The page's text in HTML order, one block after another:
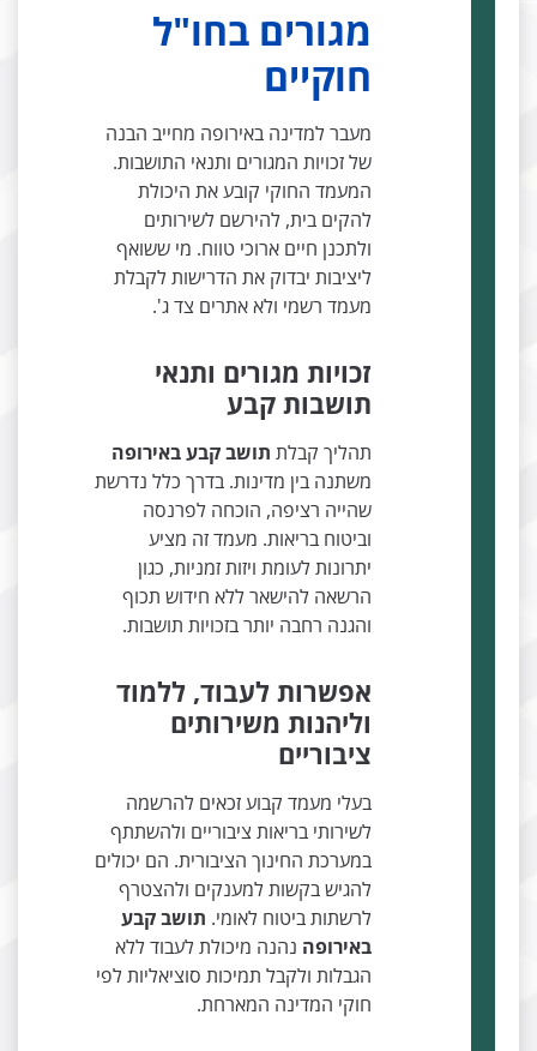
מגורים בחו"ל
חוקיים
מעבר למדינה באירופה מחייב הבנה
של זכויות המגורים ותנאי התושבות.
המעמד החוקי קובע את היכולת
להקים בית, להירשם לשירותים
ולתכנן חיים ארוכי טווח. מי ששואף
ליציבות יבדוק את הדרישות לקבלת
מעמד רשמי ולא אתרים צד ג'.
זכויות מגורים ותנאי
תושבות קבע
תהליך קבלתתושב קבע באירופה
משתנה בין מדינות. בדרך כלל נדרשת
שהייה רציפה, הוכחה לפרנסה
וביטוח בריאות. מעמד זה מציע
יתרונות לעומת ויזות זמניות, כגון
הרשאה להישאר ללא חידוש תכוף
והגנה רחבה יותר בזכויות תושבות.
אפשרות לעבוד, ללמוד
וליהנות משירותים
ציבוריים
בעלי מעמד קבוע זכאים להרשמה
לשירותי בריאות ציבוריים ולהשתתף
במערכת החינוך הציבורית. הם יכולים
להגיש בקשות למענקים ולהצטרף
לרשתות ביטוח לאומי.תושב קבע
באירופהנהנה מיכולת לעבוד ללא
הגבלות ולקבל תמיכות סוציאליות לפי
חוקי המדינה המארחת.